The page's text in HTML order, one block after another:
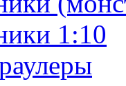
1:10